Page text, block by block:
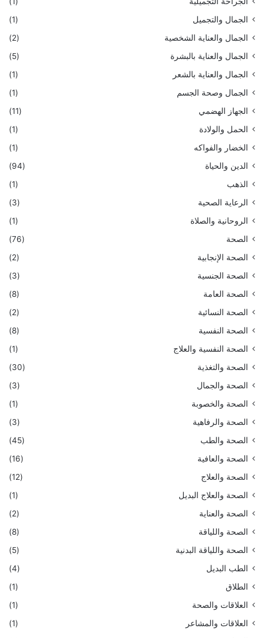
الجمال والتجميل
(1)
الجمال والعناية الشخصية
(2)
الجمال والعناية بالبشرة
(5)
الجمال والعناية بالشعر
(1)
الجمال وصحة الجسم
(1)
الجهاز الهضمي
(11)
الحمل والولادة
(1)
الخضار والفواكه
(1)
الدين والحياة
(94)
الذهب
(1)
الرعاية الصحية
(3)
الروحانية والصلاة
(1)
الصحة
(76)
الصحة الإنجابية
(2)
الصحة الجنسية
(3)
الصحة العامة
(8)
الصحة النسائية
(2)
الصحة النفسية
(8)
الصحة النفسية والعلاج
(1)
الصحة والتغذية
(30)
الصحة والجمال
(3)
الصحة والخصوبة
(1)
الصحة والرفاهية
(3)
الصحة والطب
(45)
الصحة والعافية
(16)
الصحة والعلاج
(12)
الصحة والعلاج البديل
(1)
الصحة والعناية
(2)
الصحة واللياقة
(8)
الصحة واللياقة البدنية
(5)
الطب البديل
(4)
الطلاق
(1)
العلاقات والصحة
(1)
العلاقات والمشاعر
(1)